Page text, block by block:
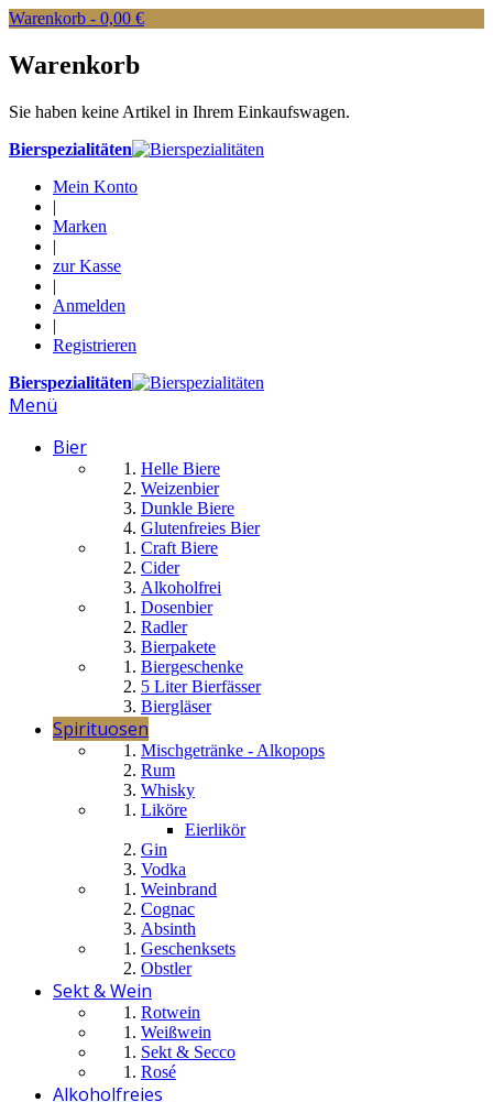
Warenkorb - 0,00 €
Warenkorb
Sie haben keine Artikel in Ihrem Einkaufswagen.
Bierspezialitäten
Mein Konto
|
Marken
|
zur Kasse
|
Anmelden
|
Registrieren
Bierspezialitäten
Menü
Bier
Helle Biere
Weizenbier
Dunkle Biere
Glutenfreies Bier
Craft Biere
Cider
Alkoholfrei
Dosenbier
Radler
Bierpakete
Biergeschenke
5 Liter Bierfässer
Biergläser
Spirituosen
Mischgetränke - Alkopops
Rum
Whisky
Liköre
Eierlikör
Gin
Vodka
Weinbrand
Cognac
Absinth
Geschenksets
Obstler
Sekt & Wein
Rotwein
Weißwein
Sekt & Secco
Rosé
Alkoholfreies